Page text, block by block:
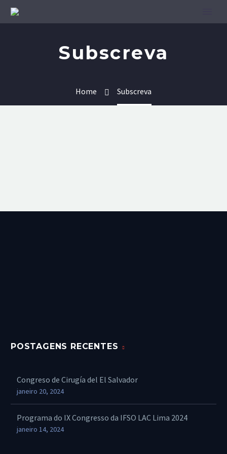
Subscreva
Home Subscreva
POSTAGENS RECENTES
Congreso de Cirugía del El Salvador
janeiro 20, 2024
Programa do IX Congresso da IFSO LAC Lima 2024
janeiro 14, 2024